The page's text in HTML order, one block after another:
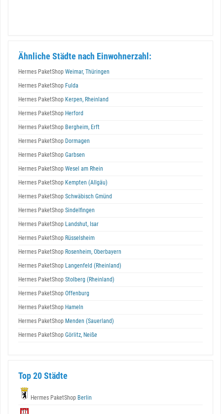
Ähnliche Städte nach Einwohnerzahl:
Hermes PaketShop Weimar, Thüringen
Hermes PaketShop Fulda
Hermes PaketShop Kerpen, Rheinland
Hermes PaketShop Herford
Hermes PaketShop Bergheim, Erft
Hermes PaketShop Dormagen
Hermes PaketShop Garbsen
Hermes PaketShop Wesel am Rhein
Hermes PaketShop Kempten (Allgäu)
Hermes PaketShop Schwäbisch Gmünd
Hermes PaketShop Sindelfingen
Hermes PaketShop Landshut, Isar
Hermes PaketShop Rüsselsheim
Hermes PaketShop Rosenheim, Oberbayern
Hermes PaketShop Langenfeld (Rheinland)
Hermes PaketShop Stolberg (Rheinland)
Hermes PaketShop Offenburg
Hermes PaketShop Hameln
Hermes PaketShop Menden (Sauerland)
Hermes PaketShop Görlitz, Neiße
Top 20 Städte
Hermes PaketShop Berlin